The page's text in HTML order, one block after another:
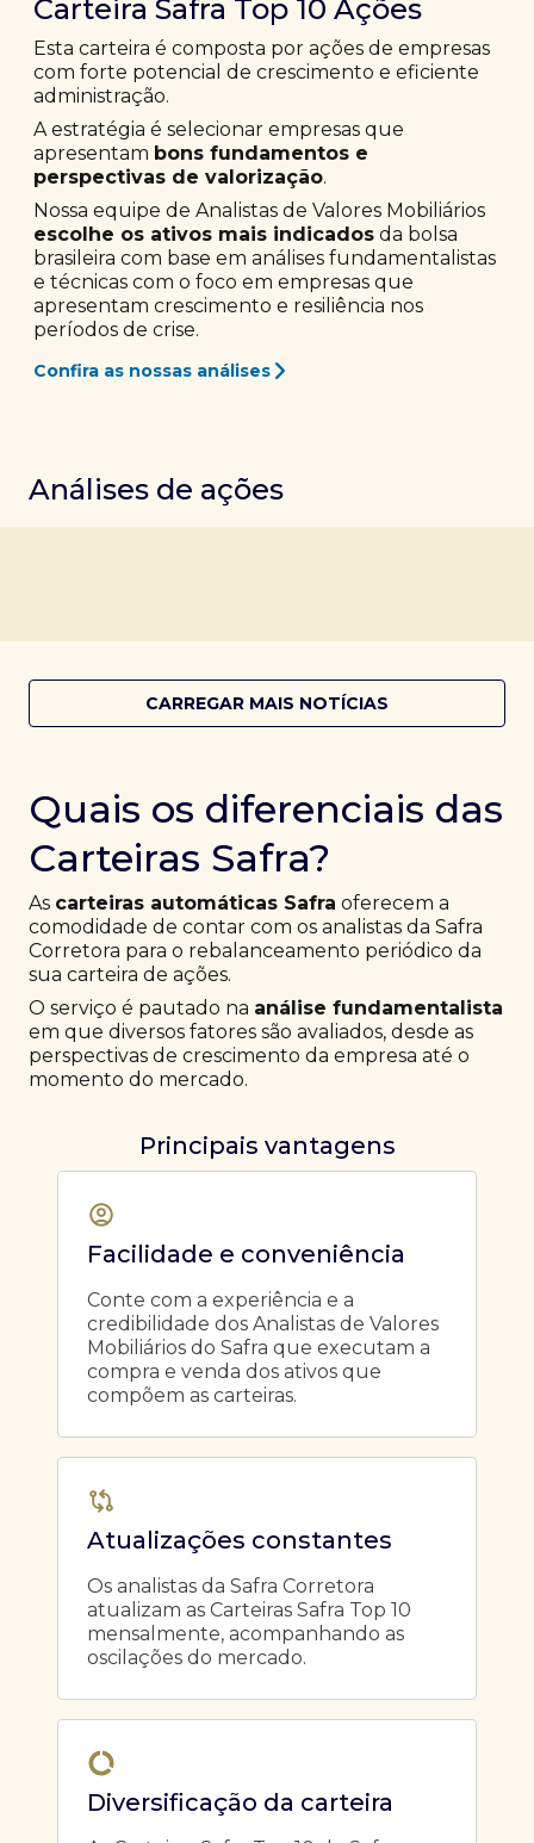
Carteira Safra Top 10 Ações
Esta carteira é composta por ações de empresas
com forte potencial de crescimento e eficiente
administração.
A estratégia é selecionar empresas que
apresentam bons fundamentos e
perspectivas de valorização.
Nossa equipe de Analistas de Valores Mobiliários
escolhe os ativos mais indicados da bolsa
brasileira com base em análises fundamentalistas
e técnicas com o foco em empresas que
apresentam crescimento e resiliência nos
períodos de crise.
Confira as nossas análises
Análises de ações
CARREGAR MAIS NOTÍCIAS
Quais os diferenciais das
Carteiras Safra?
As carteiras automáticas Safra oferecem a
comodidade de contar com os analistas da Safra
Corretora para o rebalanceamento periódico da
sua carteira de ações.
O serviço é pautado na análise fundamentalista
em que diversos fatores são avaliados, desde as
perspectivas de crescimento da empresa até o
momento do mercado.
Principais vantagens
Facilidade e conveniência
Conte com a experiência e a
credibilidade dos Analistas de Valores
Mobiliários do Safra que executam a
compra e venda dos ativos que
compõem as carteiras.
Atualizações constantes
Os analistas da Safra Corretora
atualizam as Carteiras Safra Top 10
mensalmente, acompanhando as
oscilações do mercado.
Diversificação da carteira